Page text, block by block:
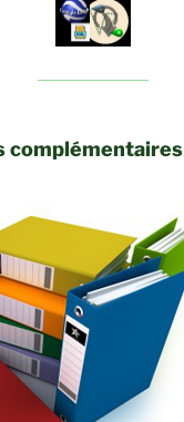
complémentaires